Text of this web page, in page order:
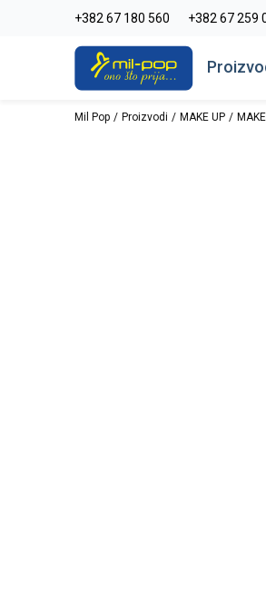
+382 67 180 560 +382 67 259
-20% na kompletan asortiman Pogledaj više
Mil Pop Proizvodi MAKE UP